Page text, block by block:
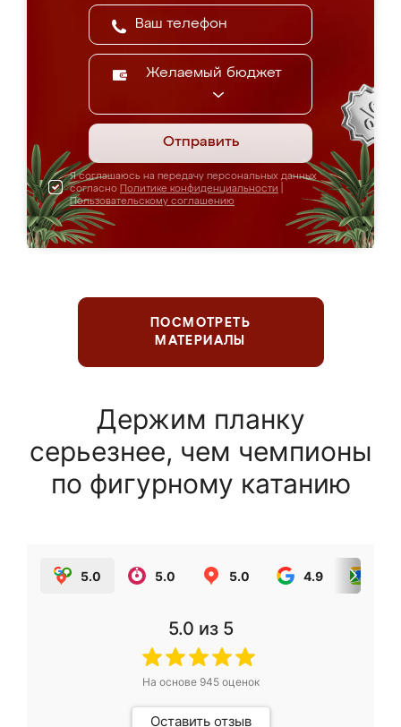
Желаемый бюджет
Отправить
Я соглашаюсь на передачу персональных данных
согласно Политике конфиденциальности
Пользовательскому соглашению
ПОСМОТРЕТЬ
МАТЕРИАЛЫ
Держим планку
серьезнее, чем чемпионы
по фигурному катанию
5.0 5.0 5.0 4.9
5.0 из 5
На основе 945оценок
Оставить отзыв